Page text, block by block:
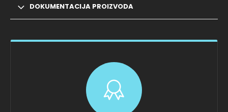
DOKUMENTACIJA PROIZVODA